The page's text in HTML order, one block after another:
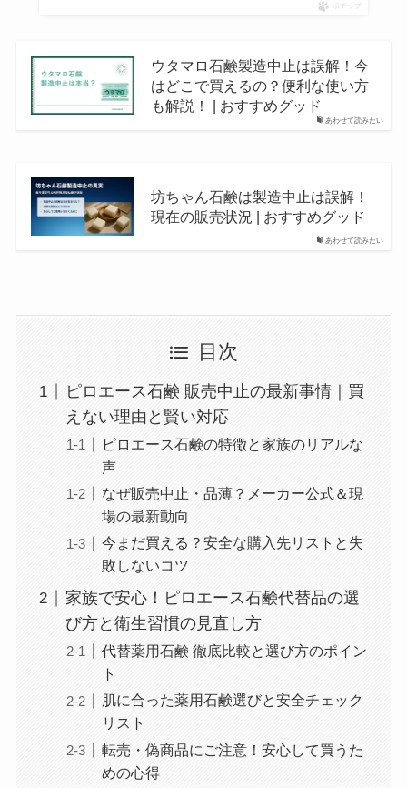
ポチップ
あわせて読みたい
ウタマロ石鹸製造中止は誤解！今
はどこで買えるの？便利な使い方
も解説！ | おすすめグッド
あわせて読みたい
坊ちゃん石鹸は製造中止は誤解！
現在の販売状況 | おすすめグッド
目次
ピロエース石鹸 販売中止の最新事情｜買
えない理由と賢い対応
ピロエース石鹸の特徴と家族のリアルな
声
なぜ販売中止・品薄？メーカー公式＆現
場の最新動向
今まだ買える？安全な購入先リストと失
敗しないコツ
家族で安心！ピロエース石鹸代替品の選
び方と衛生習慣の見直し方
代替薬用石鹸 徹底比較と選び方のポイン
ト
肌に合った薬用石鹸選びと安全チェック
リスト
転売・偽商品にご注意！安心して買うた
めの心得